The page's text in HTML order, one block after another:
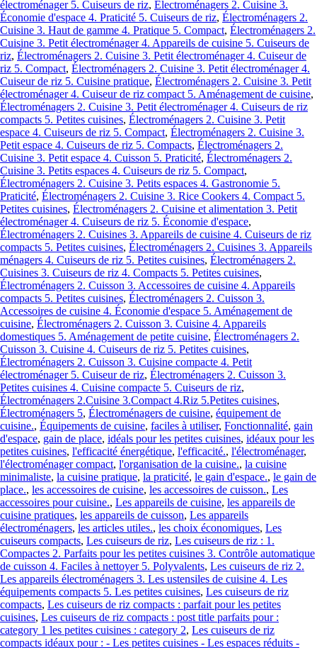
électroménager 5. Cuiseurs de riz, Électroménagers 2. Cuisine 3.
Économie d'espace 4. Praticité 5. Cuiseurs de riz, Électroménagers 2.
Cuisine 3. Haut de gamme 4. Pratique 5. Compact, Électroménagers 2.
Cuisine 3. Petit électroménager 4. Appareils de cuisine 5. Cuiseurs de
riz, Électroménagers 2. Cuisine 3. Petit électroménager 4. Cuiseur de
riz 5. Compact, Électroménagers 2. Cuisine 3. Petit électroménager 4.
Cuiseur de riz 5. Cuisine pratique, Électroménagers 2. Cuisine 3. Petit
électroménager 4. Cuiseur de riz compact 5. Aménagement de cuisine,
Électroménagers 2. Cuisine 3. Petit électroménager 4. Cuiseurs de riz
compacts 5. Petites cuisines, Électroménagers 2. Cuisine 3. Petit
espace 4. Cuiseurs de riz 5. Compact, Électroménagers 2. Cuisine 3.
Petit espace 4. Cuiseurs de riz 5. Compacts, Électroménagers 2.
Cuisine 3. Petit espace 4. Cuisson 5. Praticité, Électroménagers 2.
Cuisine 3. Petits espaces 4. Cuiseurs de riz 5. Compact,
Électroménagers 2. Cuisine 3. Petits espaces 4. Gastronomie 5.
Praticité, Électroménagers 2. Cuisine 3. Rice Cookers 4. Compact 5.
Petites cuisines, Électroménagers 2. Cuisine et alimentation 3. Petit
électroménager 4. Cuiseurs de riz 5. Économie d'espace,
Électroménagers 2. Cuisines 3. Appareils de cuisine 4. Cuiseurs de riz
compacts 5. Petites cuisines, Électroménagers 2. Cuisines 3. Appareils
ménagers 4. Cuiseurs de riz 5. Petites cuisines, Électroménagers 2.
Cuisines 3. Cuiseurs de riz 4. Compacts 5. Petites cuisines,
Électroménagers 2. Cuisson 3. Accessoires de cuisine 4. Appareils
compacts 5. Petites cuisines, Électroménagers 2. Cuisson 3.
Accessoires de cuisine 4. Économie d'espace 5. Aménagement de
cuisine, Électroménagers 2. Cuisson 3. Cuisine 4. Appareils
domestiques 5. Aménagement de petite cuisine, Électroménagers 2.
Cuisson 3. Cuisine 4. Cuiseurs de riz 5. Petites cuisines,
Électroménagers 2. Cuisson 3. Cuisine compacte 4. Petit
électroménager 5. Cuiseur de riz, Électroménagers 2. Cuisson 3.
Petites cuisines 4. Cuisine compacte 5. Cuiseurs de riz,
Électroménagers 2.Cuisine 3.Compact 4.Riz 5.Petites cuisines,
Électroménagers 5, Électroménagers de cuisine, équipement de
cuisine., Équipements de cuisine, faciles à utiliser, Fonctionnalité, gain
d'espace, gain de place, idéals pour les petites cuisines, idéaux pour les
petites cuisines, l'efficacité énergétique, l'efficacité., l'électroménager,
l'électroménager compact, l'organisation de la cuisine., la cuisine
minimaliste, la cuisine pratique, la praticité, le gain d'espace., le gain de
place., les accessoires de cuisine, les accessoires de cuisson., Les
accessoires pour cuisine., Les appareils de cuisine, les appareils de
cuisine pratiques, les appareils de cuisson, Les appareils
électroménagers, les articles utiles., les choix économiques, Les
cuiseurs compacts, Les cuiseurs de riz, Les cuiseurs de riz : 1.
Compactes 2. Parfaits pour les petites cuisines 3. Contrôle automatique
de cuisson 4. Faciles à nettoyer 5. Polyvalents, Les cuiseurs de riz 2.
Les appareils électroménagers 3. Les ustensiles de cuisine 4. Les
équipements compacts 5. Les petites cuisines, Les cuiseurs de riz
compacts, Les cuiseurs de riz compacts : parfait pour les petites
cuisines, Les cuiseurs de riz compacts : post title parfaits pour :
category 1 les petites cuisines : category 2, Les cuiseurs de riz
compacts idéaux pour : - Les petites cuisines - Les espaces réduits -